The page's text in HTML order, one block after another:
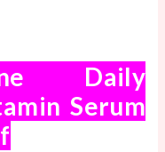
Daily
Serum